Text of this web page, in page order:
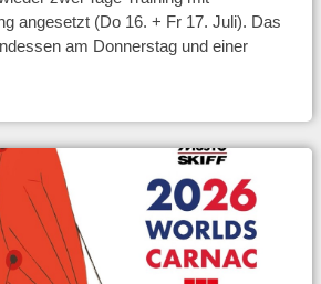
angesetzt (Do 16. + Fr 17. Juli). Das
am Donnerstag und einer